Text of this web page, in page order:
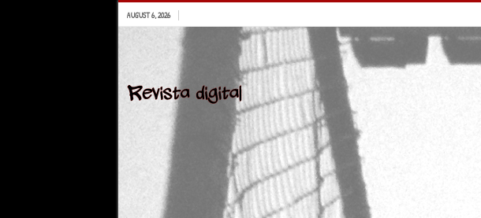
AUGUST 6, 2026